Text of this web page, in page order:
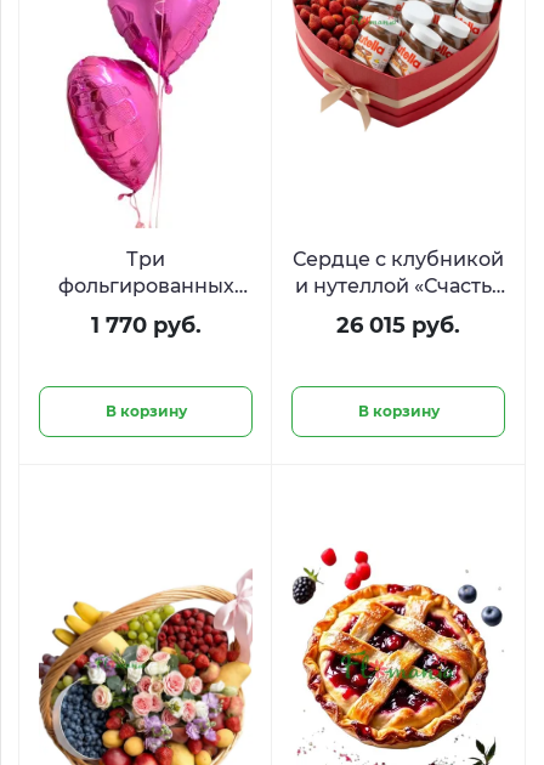
Три
фольгированных
шара в форме
сердца
1 770 руб.
В корзину
Сердце с клубникой
и нутеллой «Счастья
много не бывает»
26 015 руб.
В корзину